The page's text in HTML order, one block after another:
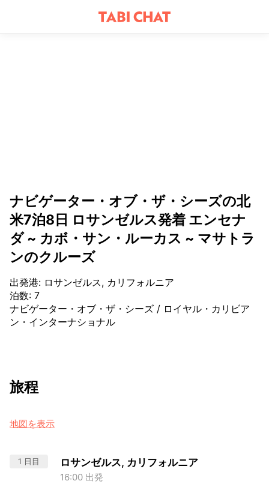
ナビゲーター・オブ・ザ・シーズの北
米7泊8日 ロサンゼルス発着 エンセナ
ダ ~ カボ・サン・ルーカス ~ マサトラ
ンのクルーズ
出発港: ロサンゼルス, カリフォルニア
泊数: 7
ナビゲーター・オブ・ザ・シーズ / ロイヤル・カリビア
ン・インターナショナル
旅程
地図を表示
1 日目 ロサンゼルス, カリフォルニア
16:00 出発